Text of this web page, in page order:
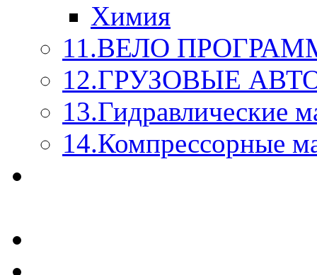
Химия
11.ВЕЛО
12.ГРУЗОВЫЕ
13.Гидравлические
14.Компрессорные